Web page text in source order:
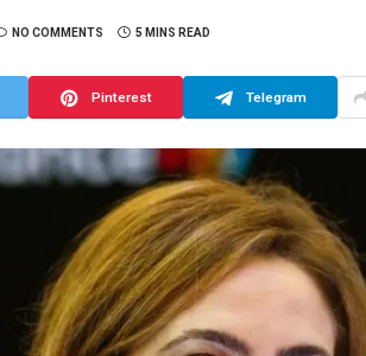
NO COMMENTS 5 MINS READ
Pinterest Telegram